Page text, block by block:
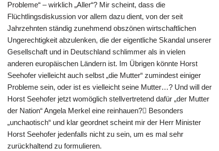
Probleme“ – wirklich „Aller“? Mir scheint, dass die
Flüchtlingsdiskussion vor allem dazu dient, von der seit
Jahrzehnten ständig zunehmend obszönen wirtschaftlichen
Ungerechtigkeit abzulenken, die der eigentliche Skandal unserer
Gesellschaft und in Deutschland schlimmer als in vielen
anderen europäischen Ländern ist. Im Übrigen könnte Horst
Seehofer vielleicht auch selbst „die Mutter“ zumindest einiger
Probleme sein, oder ist es vielleicht seine Mutter…? Und will der
Horst Seehofer jetzt womöglich stellvertretend dafür „der Mutter
der Nation“ Angela Merkel eine reinhauen? Besonders
„unchaotisch“ und klar geordnet scheint mir der Herr Minister
Horst Seehofer jedenfalls nicht zu sein, um es mal sehr
zurückhaltend zu formulieren.